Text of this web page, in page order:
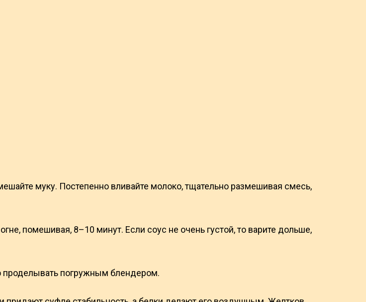
муку. Постепенно вливайте молоко, тщательно размешивая смесь,
помешивая, 8–10 минут. Если соус не очень густой, то варите дольше,
проделывать погружным блендером.